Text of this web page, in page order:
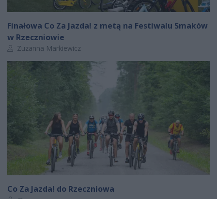
Finałowa Co Za Jazda! z metą na Festiwalu Smaków
w Rzeczniowie
Autor artykułu:
Zuzanna Markiewicz
Co Za Jazda! do Rzeczniowa